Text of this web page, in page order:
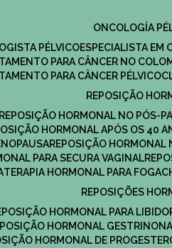
ONCOLOGÍA
PÉLVICO ESPECIALISTA EM
PARA CÂNCER NO COLO
PARA CÂNCER PÉLVICO
REPOSIÇÃO
REPOSIÇÃO HORMONAL NO PÓS-
HORMONAL APÓS OS 40
REPOSIÇÃO
PARA SECURA VAGINAL
TERAPIA HORMONAL PARA
REPOSIÇÕES
HORMONAL PARA LIBIDO
HORMONAL GESTRINONA
HORMONAL DE